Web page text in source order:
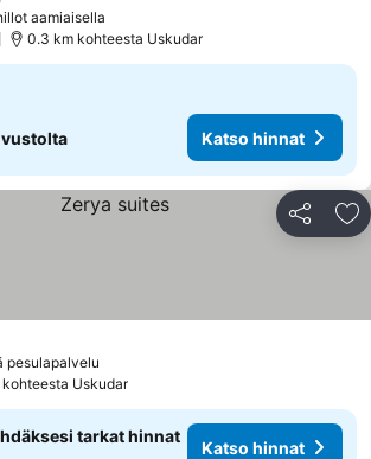
aamiaisella
0.3 km kohteesta Uskudar
Katso hinnat
Jaa
pesulapalvelu
Uskudar
tarkat hinnat
Katso hinnat